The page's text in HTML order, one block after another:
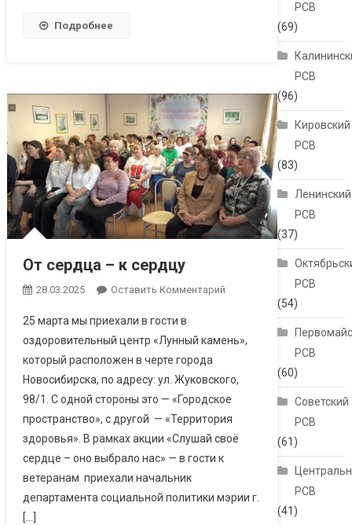
Подробнее
От сердца – к сердцу
28.03.2025 Оставить Комментарий
25 марта мы приехали в гости в
оздоровительный центр «Лунный камень»,
который расположен в черте города
Новосибирска, по адресу: ул. Жуковского,
98/1. С одной стороны это — «Городское
пространство», с другой — «Территория
здоровья». В рамках акции «Слушай своё
сердце – оно выбрало нас» — в гости к
ветеранам приехали начальник
департамента социальной политики мэрии г.
[…]
РСВ
(69)
РСВ
(96)
Кировский
РСВ
(83)
Ленинский
РСВ
(37)
РСВ
(54)
РСВ
(60)
Советский
РСВ
(61)
РСВ
(41)